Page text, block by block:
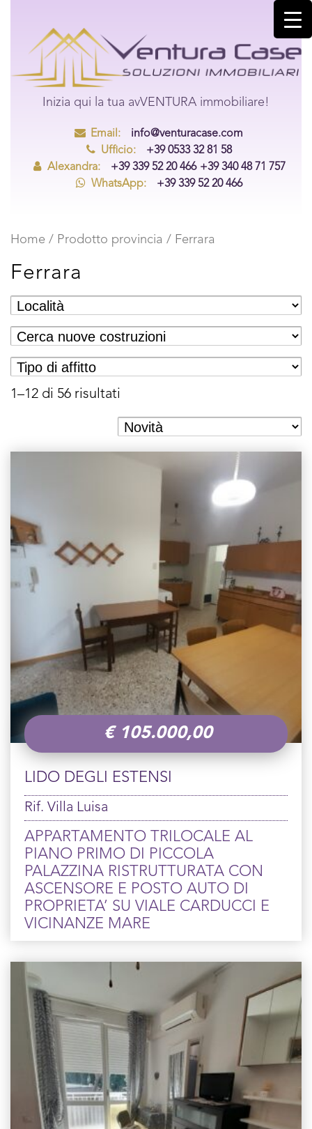
Inizia qui la tua avVENTURA immobiliare!
Email:
info@venturacase.com
Ufficio:
+39 0533 32 81 58
Alexandra:
+39 339 52 20 466 +39 340 48 71 757
WhatsApp:
+39 339 52 20 466
Home / Prodotto provincia / Ferrara
Ferrara
1–12 di 56 risultati
€105.000,00
LIDO DEGLI ESTENSI
Rif. Villa Luisa
APPARTAMENTO TRILOCALE AL
PIANO PRIMO DI PICCOLA
PALAZZINA RISTRUTTURATA CON
ASCENSORE E POSTO AUTO DI
PROPRIETA’ SU VIALE CARDUCCI E
VICINANZE MARE